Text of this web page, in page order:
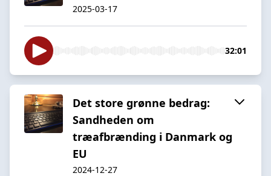
2025-03-17
32:01
Det store grønne bedrag:
Sandheden om
træafbrænding i Danmark og
EU
2024-12-27